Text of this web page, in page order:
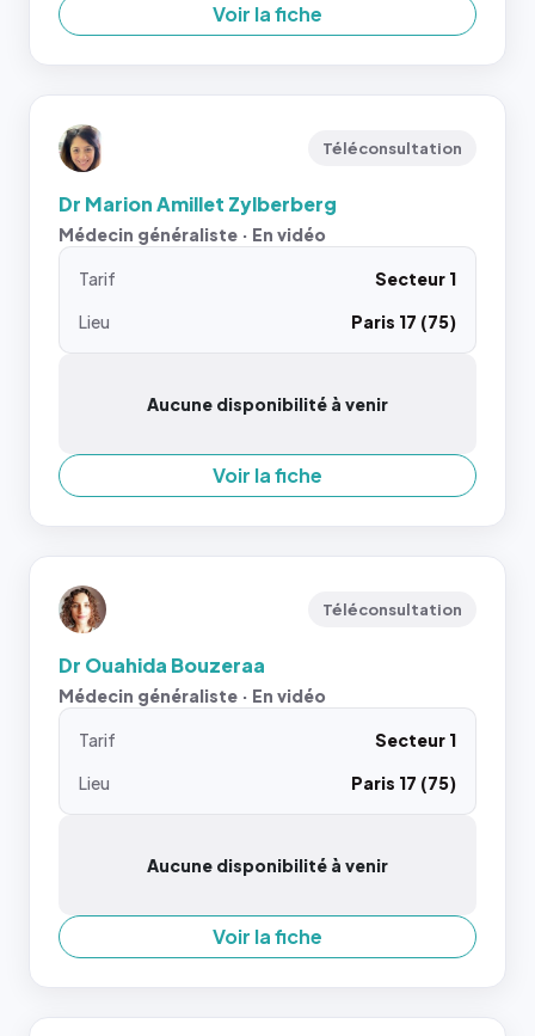
Voir la fiche
Téléconsultation
Dr Marion Amillet Zylberberg
Médecin généraliste · En vidéo
Tarif
Secteur 1
Lieu
Paris 17 (75)
Aucune disponibilité à venir
Voir la fiche
Téléconsultation
Dr Ouahida Bouzeraa
Médecin généraliste · En vidéo
Tarif
Secteur 1
Lieu
Paris 17 (75)
Aucune disponibilité à venir
Voir la fiche